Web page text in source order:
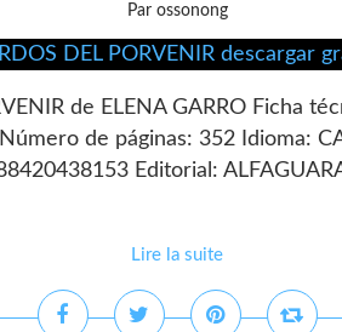
Par ossonong
de ELENA GARRO Ficha
de páginas: 352 Idioma:
Editorial:
Lire la suite